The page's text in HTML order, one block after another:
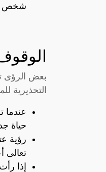
شخص
بعض الرؤى
التحذيرية
عندما
حياة
رؤية
تعالى
إذا